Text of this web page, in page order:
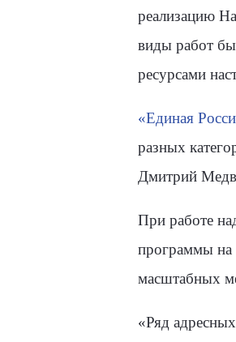
реализацию
виды работ
ресурсами
«Единая
разных
Дмитрий
При работе
программы на
масштабных
«Ряд